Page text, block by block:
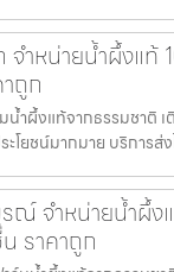
จำหน่ายน้ำผึ้งแท้
ถูก
น้ำผึ้งแท้จากธรรมชาติ
โยชน์มากมาย บริการส่ง
ณ์ จำหน่ายน้ำผึ้
ราคาถูก